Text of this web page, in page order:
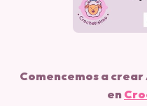
Comencemos a
en